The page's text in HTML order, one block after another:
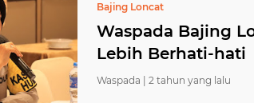
Bajing Loncat
Waspada Bajing
Lebih Berhati-hati
Waspada | 2 tahun yang lalu